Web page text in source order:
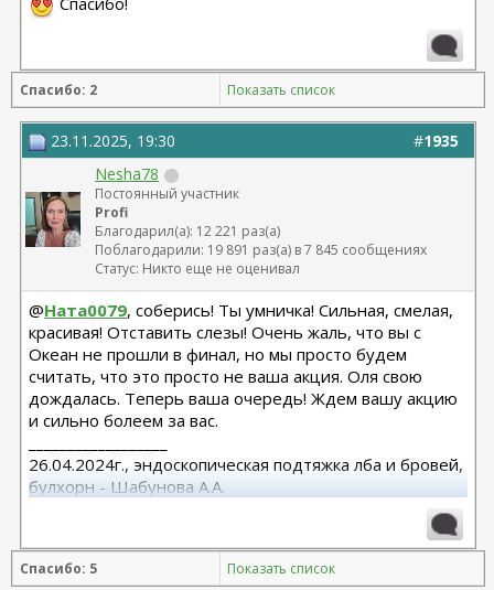
Спасибо: 2 Показать список
#1935
23.11.2025, 19:30
Nesha78
Постоянный участник
Profi
Благодарил(а): 12 221 раз(а)
Поблагодарили: 19 891 раз(а) в 7 845 сообщениях
Статус: Никто еще не оценивал
@Ната0079, соберись! Ты умничка! Сильная, смелая,
красивая! Отставить слезы! Очень жаль, что вы с
Океан не прошли в финал, но мы просто будем
считать, что это просто не ваша акция. Оля свою
дождалась. Теперь ваша очередь! Ждем вашу акцию
и сильно болеем за вас.
26.04.2024г., эндоскопическая подтяжка лба и бровей,
булхорн - Шабунова А.А.
06.12.2024г., бодилифт, липофилинг ягодиц, редукция
22.09.2025г. брахио пластика+торсопластика -
Бабикова М.А.
Спасибо: 5 Показать список